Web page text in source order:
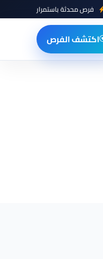
فرص محدثة باستمرار
اكتشف الفرص